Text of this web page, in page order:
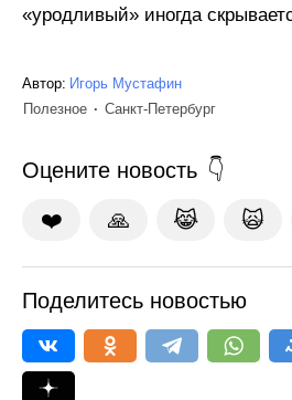
«уродливый» иногда
Автор: Игорь Мустафин
Полезное
Санкт-Петербург
Оцените новость
❤️ 🙏 😹 🙀
Поделитесь новостью